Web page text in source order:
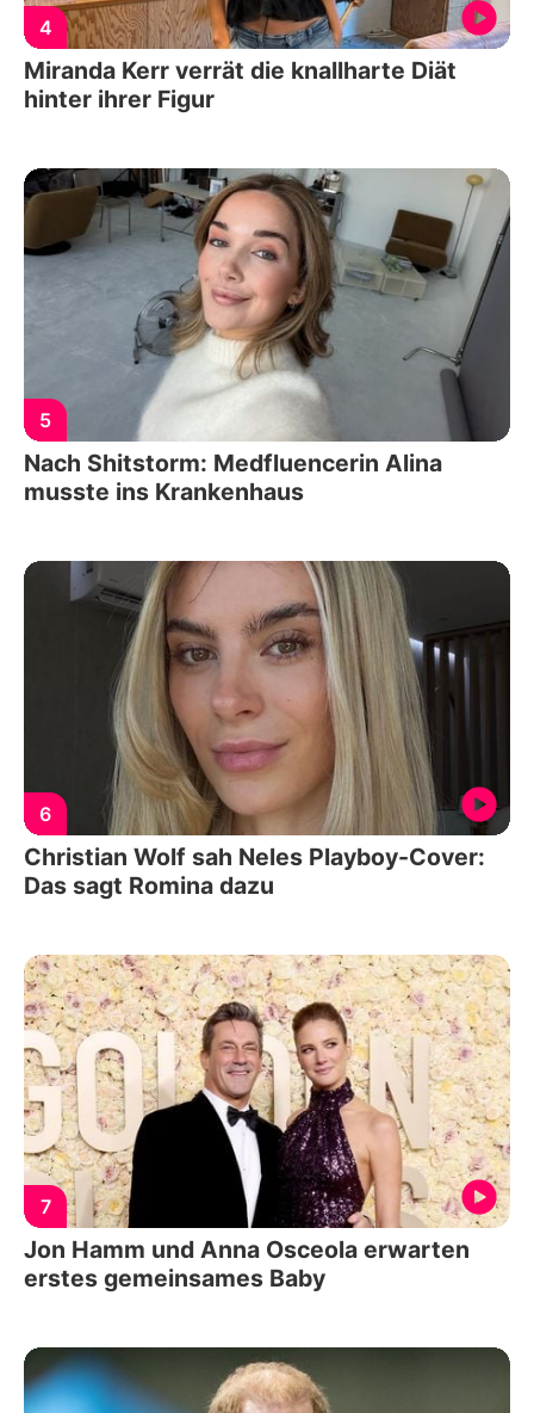
4
Miranda Kerr verrät die knallharte Diät
hinter ihrer Figur
5
Nach Shitstorm: Medfluencerin Alina
musste ins Krankenhaus
6
Christian Wolf sah Neles Playboy-Cover:
Das sagt Romina dazu
7
Jon Hamm und Anna Osceola erwarten
erstes gemeinsames Baby